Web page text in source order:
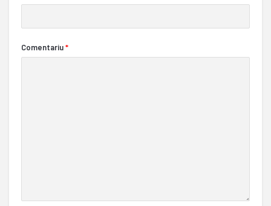
Comentariu*